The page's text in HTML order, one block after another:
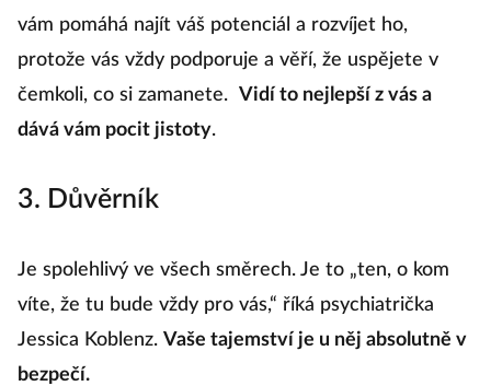
vám pomáhá najít váš potenciál a rozvíjet ho,
protože vás vždy podporuje a věří, že uspějete v
čemkoli, co si zamanete. Vidí to nejlepší z vás a
dává vám pocit jistoty.
3. Důvěrník
Je spolehlivý ve všech směrech. Je to „ten, o kom
víte, že tu bude vždy pro vás,“ říká psychiatrička
Jessica Koblenz. Vaše tajemství je u něj absolutně v
bezpečí.